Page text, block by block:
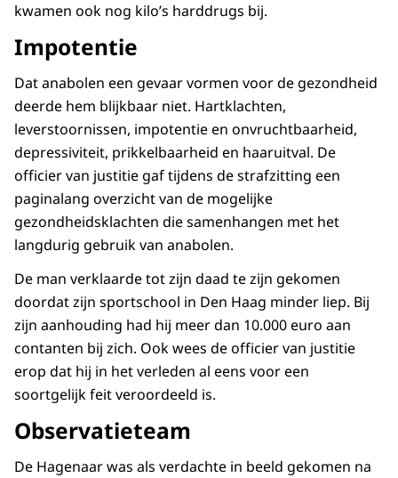
kwamen ook nog kilo’s harddrugs bij.
Impotentie
Dat anabolen een gevaar vormen voor de gezondheid
deerde hem blijkbaar niet. Hartklachten,
leverstoornissen, impotentie en onvruchtbaarheid,
depressiviteit, prikkelbaarheid en haaruitval. De
officier van justitie gaf tijdens de strafzitting een
paginalang overzicht van de mogelijke
gezondheidsklachten die samenhangen met het
langdurig gebruik van anabolen.
De man verklaarde tot zijn daad te zijn gekomen
doordat zijn sportschool in Den Haag minder liep. Bij
zijn aanhouding had hij meer dan 10.000 euro aan
contanten bij zich. Ook wees de officier van justitie
erop dat hij in het verleden al eens voor een
soortgelijk feit veroordeeld is.
Observatieteam
De Hagenaar was als verdachte in beeld gekomen na